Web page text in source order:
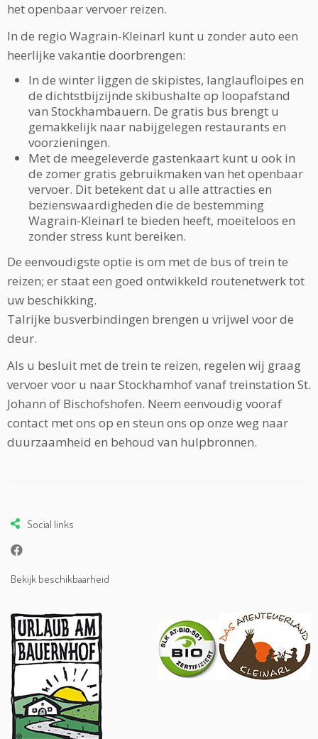
het openbaar vervoer reizen.
In de regio Wagrain-Kleinarl kunt u zonder auto een
heerlijke vakantie doorbrengen:
In de winter liggen de skipistes, langlaufloipes en
de dichtstbijzijnde skibushalte op loopafstand
van Stockhambauern. De gratis bus brengt u
gemakkelijk naar nabijgelegen restaurants en
voorzieningen.
Met de meegeleverde gastenkaart kunt u ook in
de zomer gratis gebruikmaken van het openbaar
vervoer. Dit betekent dat u alle attracties en
bezienswaardigheden die de bestemming
Wagrain-Kleinarl te bieden heeft, moeiteloos en
zonder stress kunt bereiken.
De eenvoudigste optie is om met de bus of trein te
reizen; er staat een goed ontwikkeld routenetwerk tot
uw beschikking.
Talrijke busverbindingen brengen u vrijwel voor de
deur.
Als u besluit met de trein te reizen, regelen wij graag
vervoer voor u naar Stockhamhof vanaf treinstation St.
Johann of Bischofshofen. Neem eenvoudig vooraf
contact met ons op en steun ons op onze weg naar
duurzaamheid en behoud van hulpbronnen.
Social links
Bekijk beschikbaarheid